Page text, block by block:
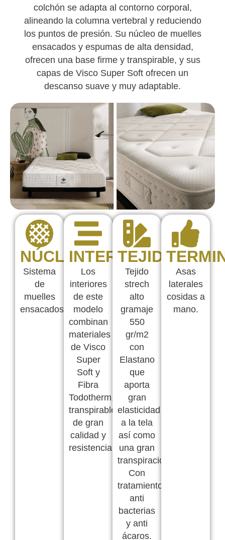
colchón se adapta al contorno corporal,
alineando la columna vertebral y reduciendo
los puntos de presión. Su núcleo de muelles
ensacados y espumas de alta densidad,
ofrecen una base firme y transpirable, y sus
capas de Visco Super Soft ofrecen un
descanso suave y muy adaptable.
NÚCLEO
Sistema
de
muelles
ensacados.
INTERIORES
Los
interiores
de este
modelo
combinan
materiales
de Visco
Super
Soft y
Fibra
Todotherm,
transpirables,
de gran
calidad y
resistencia.
TEJIDOS
Tejido
strech
alto
gramaje
550
gr/m2
con
Elastano
que
aporta
gran
elasticidad
a la tela
así como
una gran
transpiración.
Con
tratamiento
anti
bacterias
y anti
ácaros.
Asas
laterales
cosidas a
mano.